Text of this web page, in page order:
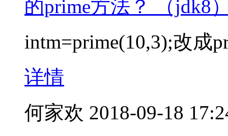
的prime方法？ （jdk8
intm=prime(10,3);改成
详情
何家欢 2018-09-18